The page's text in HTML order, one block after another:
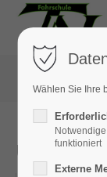
Unterricht
Wählen Sie Ihre
funktioniert
Externe